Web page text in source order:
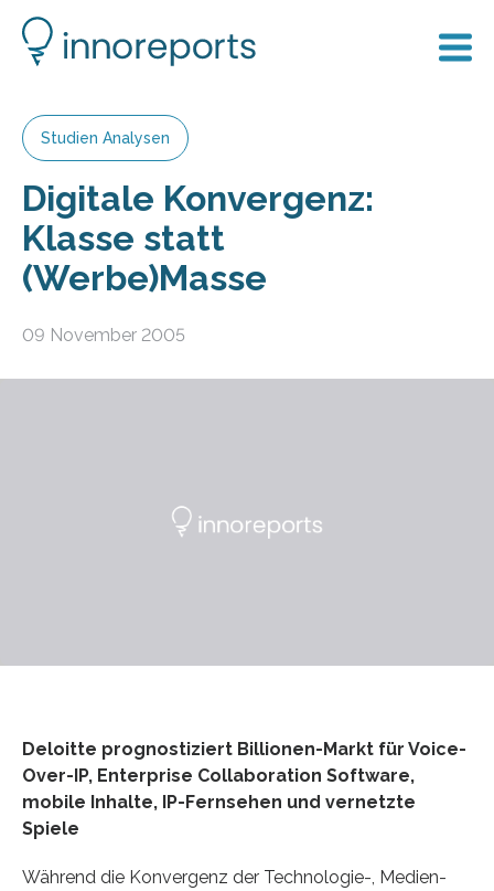
Studien Analysen
Digitale Konvergenz:
Klasse statt
(Werbe)Masse
09 November 2005
Deloitte prognostiziert Billionen-Markt für Voice-
Over-IP, Enterprise Collaboration Software,
mobile Inhalte, IP-Fernsehen und vernetzte
Spiele
Während die Konvergenz der Technologie-, Medien-